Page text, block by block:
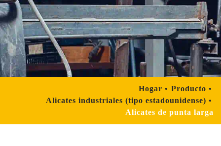
Hogar
Producto
Alicates industriales (tipo estadounidense)
Alicates de punta larga